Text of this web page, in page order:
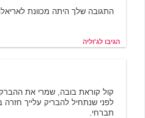
התגובה שלך היתה מכוונת
הגיבו לג'וליה
קול קוראת בובה, שמרי את
לפני שנתחיל להבריק עלייך חזרה
תברחי.